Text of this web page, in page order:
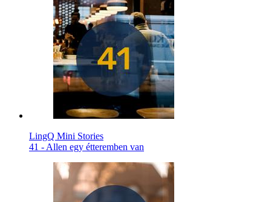
LingQ Mini Stories
41 - Allen egy étteremben van